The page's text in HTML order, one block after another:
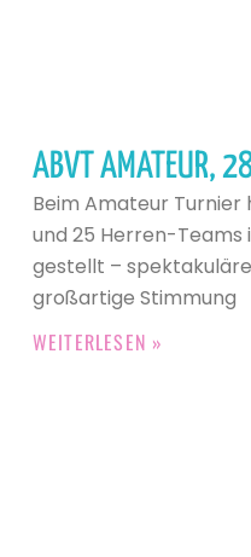
ABVT AMATEUR,
Beim Amateur Turnier
und 25 Herren-Teams
gestellt –
großartige Stimmung
WEITERLESEN »